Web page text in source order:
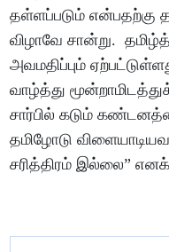
தள்ளப்படும் என்பதற்கு
விழாவே சான்று.
அவமதிப்பும்
வாழ்த்து
சார்பில் கடும்
தமிழோடு
சரித்திரம் இல்லை” எனக்